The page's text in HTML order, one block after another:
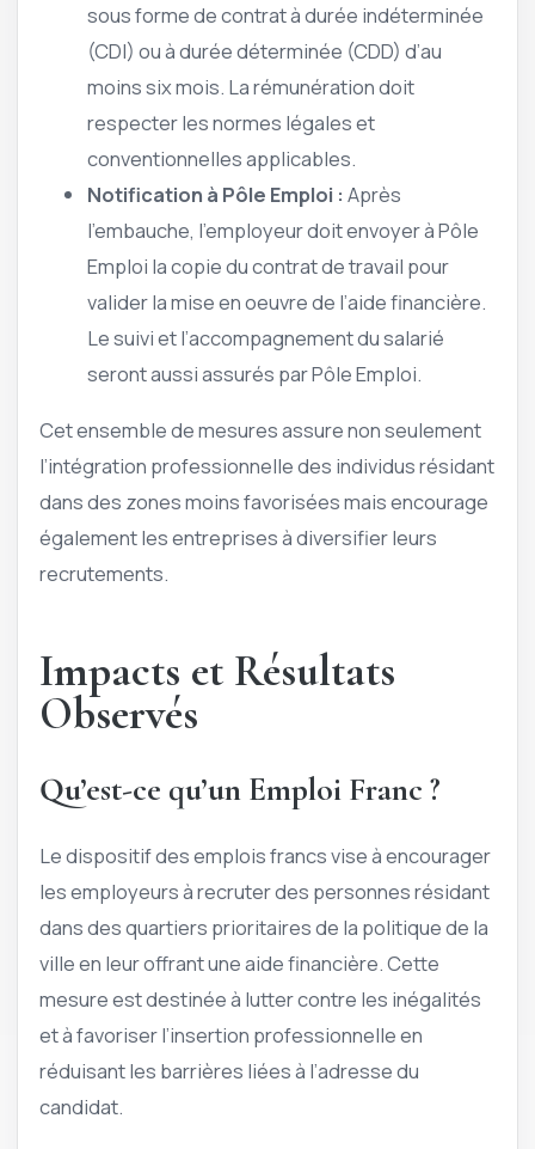
sous forme de contrat à durée indéterminée
(CDI) ou à durée déterminée (CDD) d’au
moins six mois. La rémunération doit
respecter les normes légales et
conventionnelles applicables.
Notification à Pôle Emploi : Après
l’embauche, l’employeur doit envoyer à Pôle
Emploi la copie du contrat de travail pour
valider la mise en oeuvre de l’aide financière.
Le suivi et l’accompagnement du salarié
seront aussi assurés par Pôle Emploi.
Cet ensemble de mesures assure non seulement
l’intégration professionnelle des individus résidant
dans des zones moins favorisées mais encourage
également les entreprises à diversifier leurs
recrutements.
Impacts et Résultats
Observés
Qu’est-ce qu’un Emploi Franc ?
Le dispositif des emplois francs vise à encourager
les employeurs à recruter des personnes résidant
dans des quartiers prioritaires de la politique de la
ville en leur offrant une aide financière. Cette
mesure est destinée à lutter contre les inégalités
et à favoriser l’insertion professionnelle en
réduisant les barrières liées à l’adresse du
candidat.